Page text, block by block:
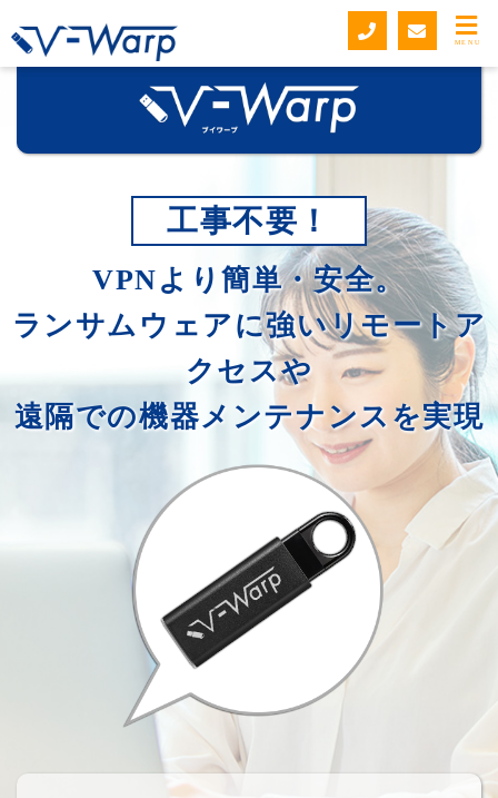
MENU
工事不要！
VPNより簡単・安全。
ランサムウェアに強いリモートア
クセスや
遠隔での機器メンテナンスを実現